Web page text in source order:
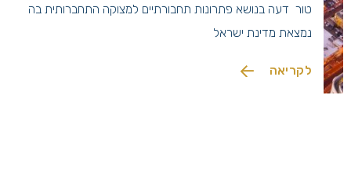
טור דעה בנושא פתרונות תחבורתיים למצוקה התחברותית בה
נמצאת מדינת ישראל
לקריאה